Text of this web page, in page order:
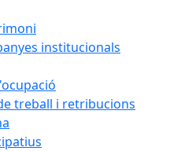
institucionals
treball i retribucions